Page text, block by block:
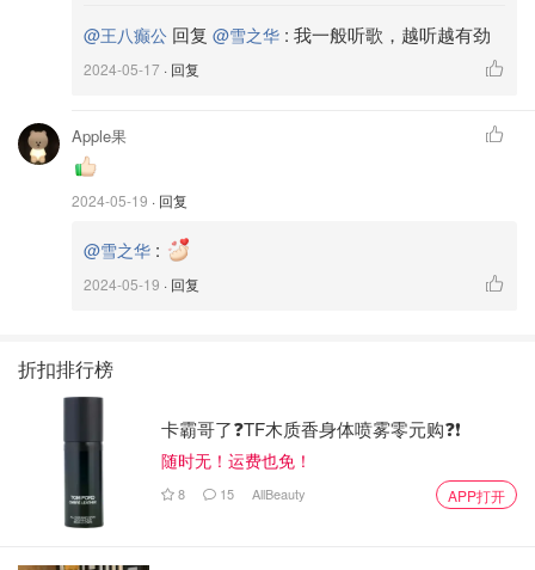
@王八癫公 回复 @雪之华 : 我一般听歌，越听越有劲
2024-05-17 · 回复
Apple果
2024-05-19 · 回复
@雪之华 :
2024-05-19 · 回复
折扣排行榜
卡霸哥了❓TF木质香身体喷雾零元购❓❗
随时无！运费也免！
8 15 AllBeauty APP打开